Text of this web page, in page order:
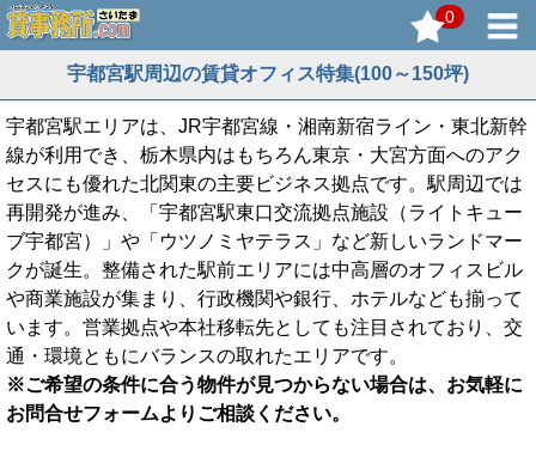
0
宇都宮駅周辺の賃貸オフィス特集(100～150坪)
宇都宮駅エリアは、JR宇都宮線・湘南新宿ライン・東北新幹
線が利用でき、栃木県内はもちろん東京・大宮方面へのアク
セスにも優れた北関東の主要ビジネス拠点です。駅周辺では
再開発が進み、「宇都宮駅東口交流拠点施設（ライトキュー
ブ宇都宮）」や「ウツノミヤテラス」など新しいランドマー
クが誕生。整備された駅前エリアには中高層のオフィスビル
や商業施設が集まり、行政機関や銀行、ホテルなども揃って
います。営業拠点や本社移転先としても注目されており、交
通・環境ともにバランスの取れたエリアです。
※ご希望の条件に合う物件が見つからない場合は、お気軽に
お問合せフォームよりご相談ください。